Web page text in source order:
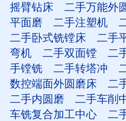
摇臂钻床
二手万能外
平面磨
二手注塑机
二手卧式铣镗床
二手
弯机
二手双面镗 二
手镗铣
二手转塔冲
数控端面外圆磨床
二
二手内圆磨
二手车削
车铣复合加工中心
二